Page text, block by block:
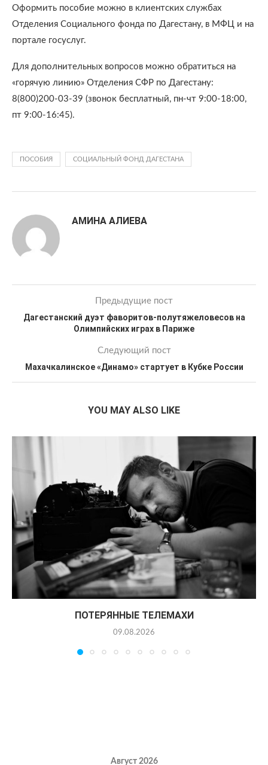
Оформить пособие можно в клиентских службах
Отделения Социального фонда по Дагестану, в МФЦ и на
портале госуслуг.
Для дополнительных вопросов можно обратиться на
«горячую линию» Отделения СФР по Дагестану:
8(800)200-03-39 (звонок бесплатный, пн-чт 9:00-18:00,
пт 9:00-16:45).
ПОСОБИЯ СОЦИАЛЬНЫЙ ФОНД ДАГЕСТАНА
АМИНА АЛИЕВА
Предыдущие пост
Дагестанский дуэт фаворитов-полутяжеловесов на
Олимпийских играх в Париже
Следующий пост
Махачкалинское «Динамо» стартует в Кубке России
YOU MAY ALSO LIKE
ПОТЕРЯННЫЕ ТЕЛЕМАХИ
09.08.2026
Август 2026